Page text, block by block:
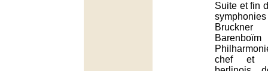
Suite et fin
chef et